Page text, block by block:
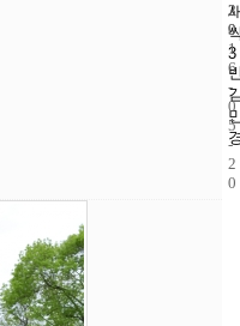
3
3
9
2
0
1
6
-
0
5
-
2
0